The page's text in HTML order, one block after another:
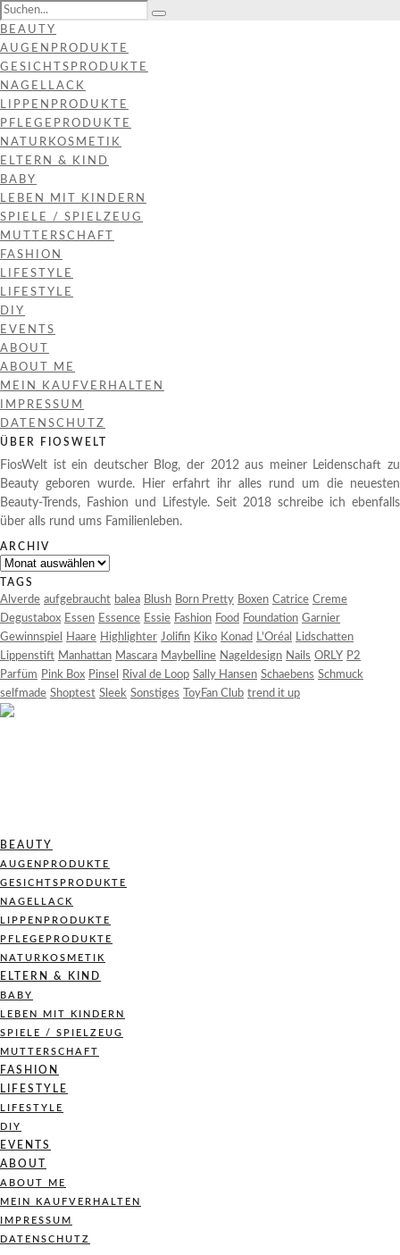
BEAUTY
AUGENPRODUKTE
GESICHTSPRODUKTE
NAGELLACK
LIPPENPRODUKTE
PFLEGEPRODUKTE
NATURKOSMETIK
ELTERN & KIND
BABY
LEBEN MIT KINDERN
SPIELE / SPIELZEUG
MUTTERSCHAFT
FASHION
LIFESTYLE
LIFESTYLE
DIY
EVENTS
ABOUT
ABOUT ME
MEIN KAUFVERHALTEN
IMPRESSUM
DATENSCHUTZ
ÜBER FIOSWELT
FiosWelt ist ein deutscher Blog, der 2012 aus meiner Leidenschaft zu
Beauty geboren wurde. Hier erfahrt ihr alles rund um die neuesten
Beauty-Trends, Fashion und Lifestyle. Seit 2018 schreibe ich ebenfalls
über alls rund ums Familienleben.
ARCHIV
Archiv
TAGS
Alverde aufgebraucht balea Blush Born Pretty Boxen Catrice Creme
Degustabox Essen Essence Essie Fashion Food Foundation Garnier
Gewinnspiel
Haare Highlighter Jolifin Kiko Konad L'Oréal
Lidschatten
Lippenstift Manhattan Mascara Maybelline Nageldesign Nails ORLY P2
Parfüm Pink Box Pinsel Rival de Loop Sally Hansen Schaebens Schmuck
selfmade Shoptest Sleek Sonstiges ToyFan Club trend it up
BEAUTY
AUGENPRODUKTE
GESICHTSPRODUKTE
NAGELLACK
LIPPENPRODUKTE
PFLEGEPRODUKTE
NATURKOSMETIK
ELTERN & KIND
BABY
LEBEN MIT KINDERN
SPIELE / SPIELZEUG
MUTTERSCHAFT
FASHION
LIFESTYLE
LIFESTYLE
DIY
EVENTS
ABOUT
ABOUT ME
MEIN KAUFVERHALTEN
IMPRESSUM
DATENSCHUTZ